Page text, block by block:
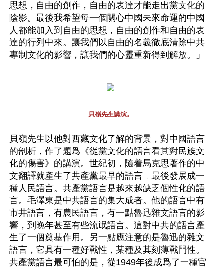
思想，自由的創作，自由的表達才能走出黨文化的
陰影。最後我希望每一個關心中國未來命運的中國
人都能加入到自由的思想，自由的創作和自由的表
達的行列中來。讓我們以自由的名義徹底清除中共
專制文化的影響，讓我們的心靈重新得到解放。」
貝嶺先生講演。
貝嶺先生以他對西藏文化了解的背景，對中國語言
的剖析，作了題爲《從黨文化的語言看其對民族文
化的傷害》的講演。世紀初，隨着馬克思著作的中
文翻譯就產生了共產黨最早的語言，最後發展成一
種人民語言。共產黨語言是越來越缺乏個性化的語
言。毛澤東是中共語言的集大成者。他的語言中有
市井語言，有農民語言，有一點魯迅雜文語言的影
響，到晚年甚至有些流氓語言。這對中共的語言產
生了一個奠基作用。另一點應注意的是魯迅的雜文
語言，它具有一種好戰性，某種及其刻薄戰鬥性。
共產黨語言最可怕的是，從1949年後成爲了一種官